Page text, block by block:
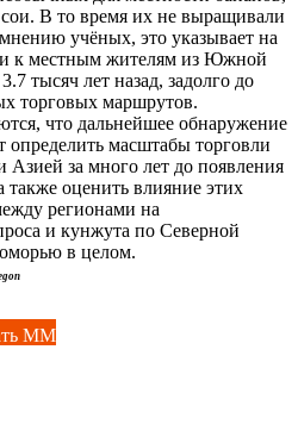
В то время их не выращивали
учёных, это указывает на
к местным жителям из Южной
тысяч лет назад, задолго до
торговых маршрутов.
что дальнейшее обнаружение
определить масштабы торговли
за много лет до появления
оценить влияние этих
регионами на
и кунжута по Северной
в целом.
ММ